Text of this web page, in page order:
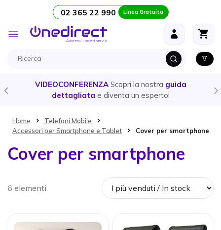
Salta al contenuto 02 365 22 990 Linea Gratuita
Toggle
Nav
VIDEOCONFERENZA Scopri la nostra guida
dettagliata e diventa un esperto!
Home
Telefoni Mobile
Accessori per Smartphone e Tablet
Cover per smartphone
Cover per smartphone
6 elementi